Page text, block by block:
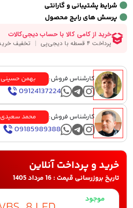
شرایط پشتیبانی و گارانتی
پرسش های رایج محصول
کارشناس فروش: بهمن حسینی
09124137224
کارشناس فروش: محمد سعیدی
09185989388
خرید و پرداخت آنلاین
تاریخ بروزرسانی قیمت : 16 مرداد 1405
موجود